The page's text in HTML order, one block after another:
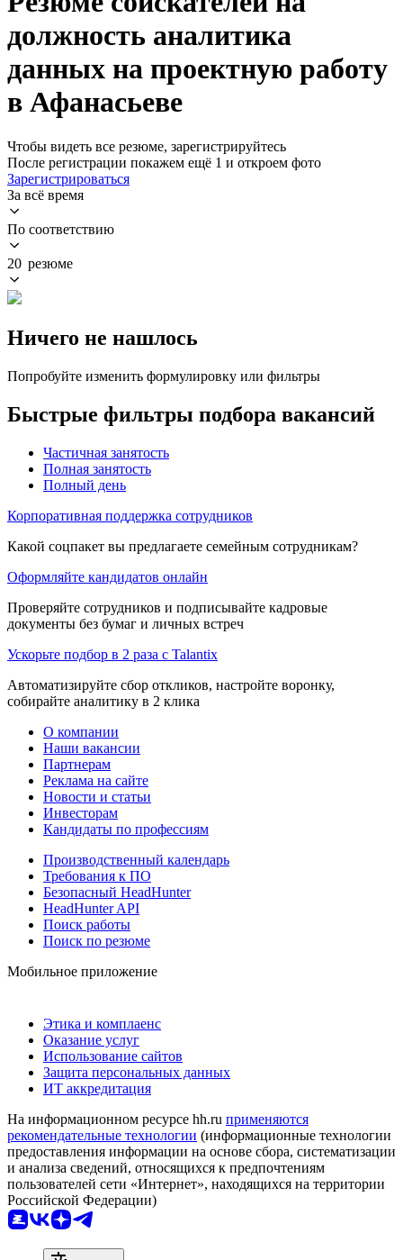
должность аналитика
данных на проектную работу
в Афанасьеве
Чтобы видеть все резюме, зарегистрируйтесь
После регистрации покажем ещё 1 и откроем фото
Зарегистрироваться
За всё время
По соответствию
20 резюме
Ничего не нашлось
Попробуйте изменить формулировку или фильтры
Быстрые фильтры подбора вакансий
Частичная занятость
Полная занятость
Полный день
Корпоративная поддержка сотрудников
Какой соцпакет вы предлагаете семейным сотрудникам?
Оформляйте кандидатов онлайн
Проверяйте сотрудников и подписывайте кадровые
документы без бумаг и личных встреч
Ускорьте подбор в 2 раза с Talantix
Автоматизируйте сбор откликов, настройте воронку,
собирайте аналитику в 2 клика
О компании
Наши вакансии
Партнерам
Реклама на сайте
Новости и статьи
Инвесторам
Кандидаты по профессиям
Производственный календарь
Требования к ПО
Безопасный HeadHunter
HeadHunter API
Поиск работы
Поиск по резюме
Мобильное приложение
Этика и комплаенс
Оказание услуг
Использование сайтов
Защита персональных данных
ИТ аккредитация
На информационном ресурсе hh.ru применяются
рекомендательные технологии (информационные технологии
предоставления информации на основе сбора, систематизации
и анализа сведений, относящихся к предпочтениям
пользователей сети «Интернет», находящихся на территории
Российской Федерации)